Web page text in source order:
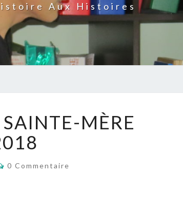
Aux Histoires
MÈRE
Commentaires
0 Commentaire